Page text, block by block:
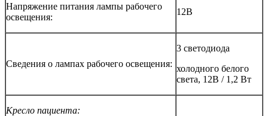
Напряжение питания лампы рабочего
освещения:
12В
Сведения о лампах рабочего освещения:
3 светодиода
холодного белого
света, 12В / 1,2 Вт
Кресло пациента: